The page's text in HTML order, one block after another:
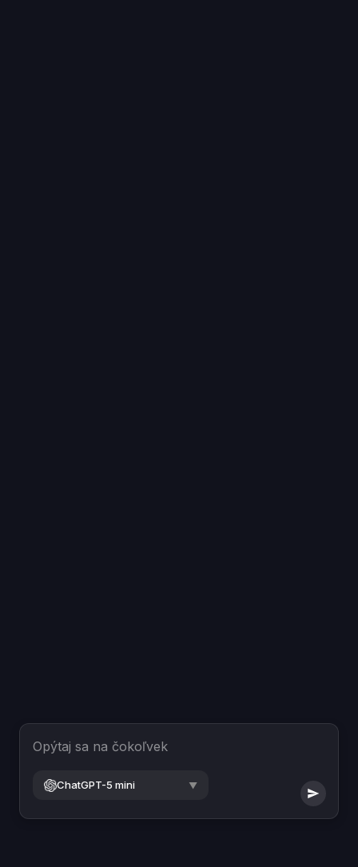
Opýtaj sa na čokoľvek
ChatGPT-5 mini ▼